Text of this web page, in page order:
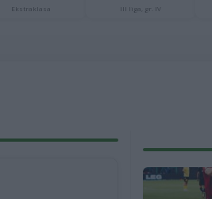
Ekstraklasa III liga, gr. IV